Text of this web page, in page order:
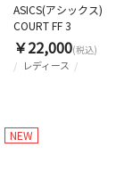
レディース
ASICS(アシックス)
COURT FF 3
￥22,000(税込)
NEW